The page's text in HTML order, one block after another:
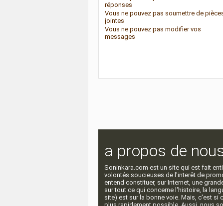
réponses
Vous ne pouvez pas soumettre de
jointes
Vous ne pouvez pas modifier vos
messages
a propos de
Soninkara.com est un site qui est fait
volontés soucieuses de l'interêt de
entend constituer, sur Internet, une
sur tout ce qui concerne l'histoire, la
site) est sur la bonne voie. Mais, c'est si